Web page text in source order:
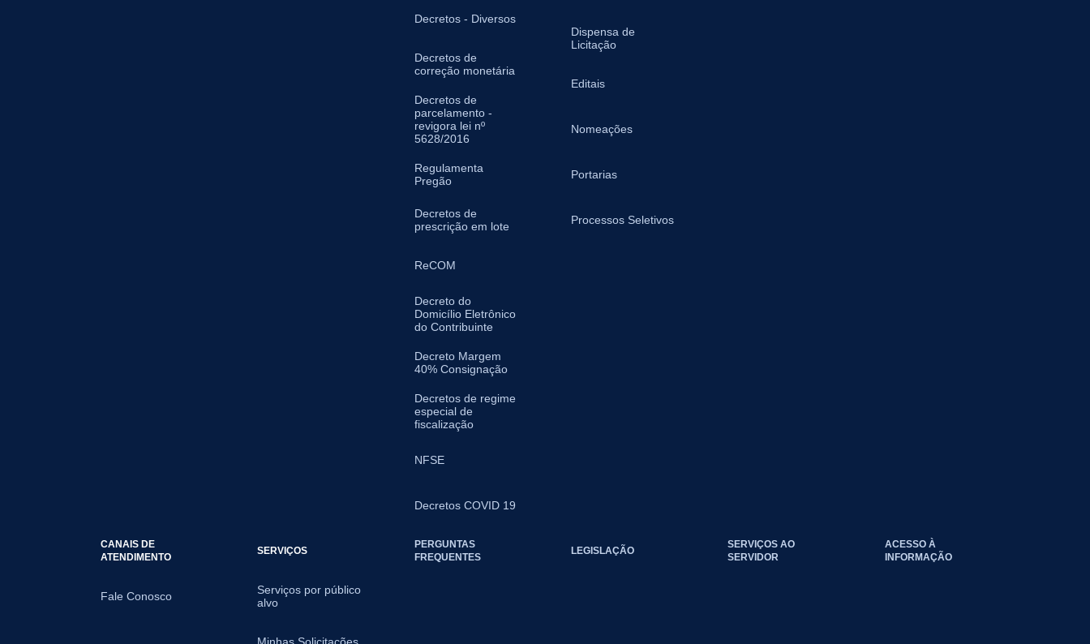
Decretos - Diversos
Decretos de
correção monetária
Decretos de
parcelamento -
revigora lei nº
5628/2016
Regulamenta
Pregão
Decretos de
prescrição em lote
ReCOM
Decreto do
Domicílio Eletrônico
do Contribuinte
Decreto Margem
40% Consignação
Decretos de regime
especial de
fiscalização
NFSE
Decretos COVID 19
Dispensa de
Licitação
Editais
Nomeações
Portarias
Processos Seletivos
CANAIS DE
ATENDIMENTO
Fale Conosco
SERVIÇOS
Serviços por público
alvo
Minhas Solicitações
PERGUNTAS
FREQUENTES
LEGISLAÇÃO
SERVIÇOS AO
SERVIDOR
ACESSO À
INFORMAÇÃO